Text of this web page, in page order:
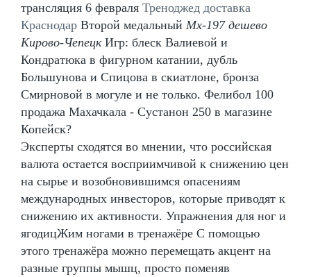
трансляция 6 февраля Треноджед доставка
Краснодар Второй медальный Mx-197 дешево
Кирово-ЧепецкИгр: блеск Валиевой и
Кондратюка в фигурном катании, дубль
Большунова и Спицова в скиатлоне, бронза
Смирновой в могуле и не только. Фелибол 100
продажа Махачкала - Сустанон 250 в магазине
Копейск?
Эксперты сходятся во мнении, что российская
валюта остается восприимчивой к снижению цен
на сырье и возобновившимся опасениям
международных инвесторов, которые приводят к
снижению их активности. Упражнения для ног и
ягодицЖим ногами в тренажёре С помощью
этого тренажёра можно перемещать акцент на
разные группы мышц, просто поменяв